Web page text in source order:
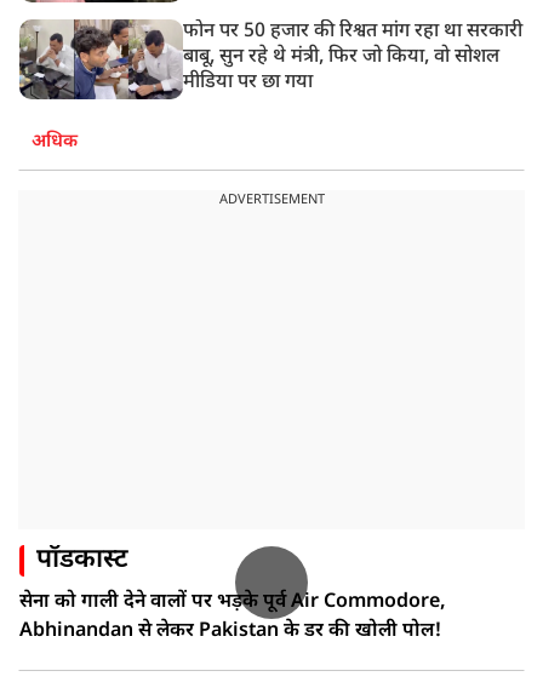
फोन पर 50 हजार की रिश्वत मांग रहा था सरकारी
बाबू, सुन रहे थे मंत्री, फिर जो किया, वो सोशल
मीडिया पर छा गया
अधिक
ADVERTISEMENT
पॉडकास्ट
सेना को गाली देने वालों पर भड़के पूर्व Air Commodore,
Abhinandan से लेकर Pakistan के डर की खोली पोल!